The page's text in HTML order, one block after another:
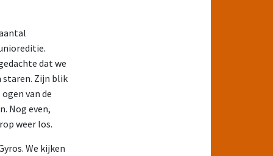
dat we
staren. Zijn blik
van de
Nog even,
weer los.
We kijken